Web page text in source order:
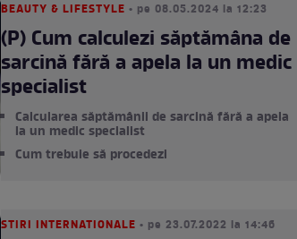
BEAUTY & LIFESTYLE • pe 08.05.2024 la 12:23
(P) Cum calculezi săptămâna de
sarcină fără a apela la un medic
specialist
Calcularea săptămânii de sarcină fără a apela
la un medic specialist
Cum trebuie să procedezi
STIRI INTERNATIONALE • pe 23.07.2022 la 14:46